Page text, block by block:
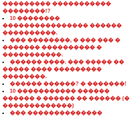
��������� �����������
��������!?
10 ��������
���������������� ������
����������.
��� ��������, � ��� ��� �
������� ���������� �
�����������.
������ ����. ��� ����� ��
����� ���� ���������
��������.
������ ������? � �������!
10 ����������� ������
������ � ������ �� ������ (�
�������������)
��� ��������������